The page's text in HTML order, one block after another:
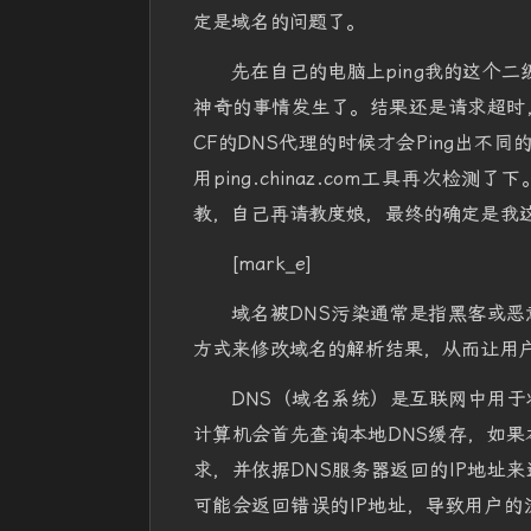
定是域名的问题了。
先在自己的电脑上ping我的这个二
神奇的事情发生了。结果还是请求超
CF的DNS代理的时候才会Ping出不同
用ping.chinaz.com工具再次检测了
教，自己再请教度娘，最终的确定是我
[mark_e]
域名被DNS污染通常是指黑客或
方式来修改域名的解析结果，从而让用
DNS（域名系统）是互联网中用
计算机会首先查询本地DNS缓存，如
求，并依据DNS服务器返回的IP地址
可能会返回错误的IP地址，导致用户